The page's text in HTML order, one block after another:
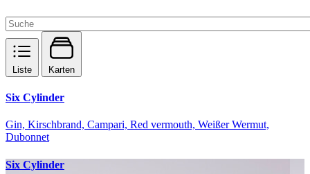
Liste Karten
Six Cylinder
Gin, Kirschbrand, Campari, Red vermouth, Weißer Wermut,
Dubonnet
Six Cylinder